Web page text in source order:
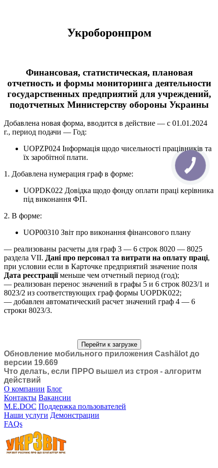
Укроборонпром
Финансовая, статистическая, плановая
отчетность и формы мониторинга деятельности
государственных предприятий для учреждений,
подотчетных Министерству обороны Украины
Добавлена новая форма, вводится в действие — с 01.01.2024
г., период подачи — Год:
UOPZP024 Інформація щодо чисельності працівників та
їх заробітної плати.
1. Добавлена нумерация граф в форме:
UOPDK022 Довідка щодо фонду оплати праці керівника
під виконання ФП.
2. В форме:
UOP00310 Звіт про виконання фінансового плану
— реализованы расчеты для граф 3 — 6 строк 8020 — 8025
раздела VII. Дані про персонал та витрати на оплату праці,
при условии если в Карточке предприятий значение поля
Дата реєстраціїменьше чем отчетный период (год);
— реализован перенос значений в графы 5 и 6 строк 8023/1 и
8023/2 из соответствующих граф формы UOPDK022;
— добавлен автоматический расчет значений граф 4 — 6
строки 8023/3.
Перейти к загрузке
Обновление мобильного приложения Cashӓlot до
версии 19.669
Что делать, если ПРРО вышел из строя - алгоритм
действий
О компании Блог
Контакты Вакансии
M.E.DOC Поддержка пользователей
Наши услуги Демонстрации
FAQs